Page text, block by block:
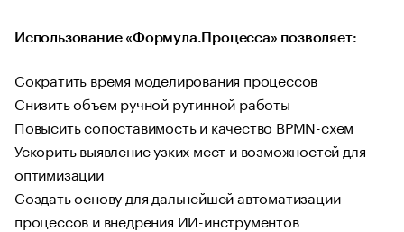
Использование «Формула.Процесса» позволяет:
Сократить время моделирования процессов
Снизить объем ручной рутинной работы
Повысить сопоставимость и качество BPMN-схем
Ускорить выявление узких мест и возможностей для
оптимизации
Создать основу для дальнейшей автоматизации
процессов и внедрения ИИ-инструментов